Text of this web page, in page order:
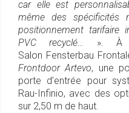
car elle est
même des spécificités
positionnement tarifaire
PVC recyclé…
». À
Salon Fensterbau
Frontdoor Artevo, une
porte d’entrée pour
Rau-Infinio, avec des
sur 2,50 m de haut.